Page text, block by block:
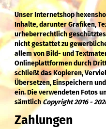
Unser Internetshop
Inhalte, darunter Grafiken,
urheberrechtlich
nicht gestattet zu
allem von Bild- und
Onlineplattformen durch
schließt das Kopieren,
Übersetzen, Einspeichern
ein. Die verwendeten Fotos
sämtlichCopyright 2016 -
Zahlungen